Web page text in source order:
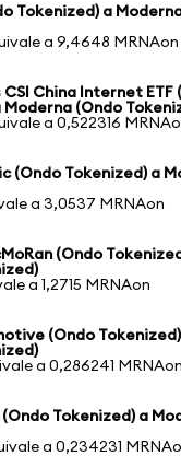
Tokenized) a
a 9,4648 MRNAon
CSI China Internet ETF
Moderna (Ondo
a 0,522316
(Ondo Tokenized) a
a 3,0537 MRNAon
(Ondo
a 1,2715 MRNAon
(Ondo
a 0,286241 MRNAon
(Ondo Tokenized) a
a 0,234231